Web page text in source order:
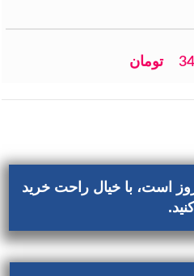
تومان
است، با خیال راحت خرید
کنید.